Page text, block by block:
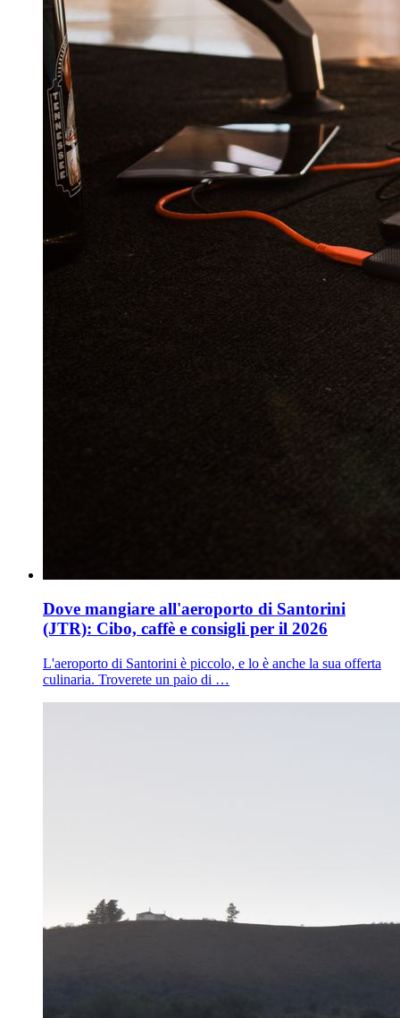
Dove mangiare all'aeroporto di Santorini
(JTR): Cibo, caffè e consigli per il 2026
L'aeroporto di Santorini è piccolo, e lo è anche la sua offerta
culinaria. Troverete un paio di …